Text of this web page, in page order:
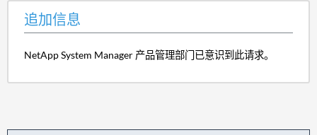
追加信息
NetApp System Manager 产品管理部门已意识到此请求。